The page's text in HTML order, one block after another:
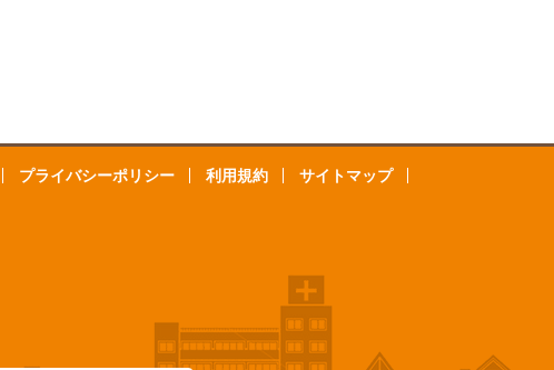
プライバシーポリシー 利用規約 サイトマップ